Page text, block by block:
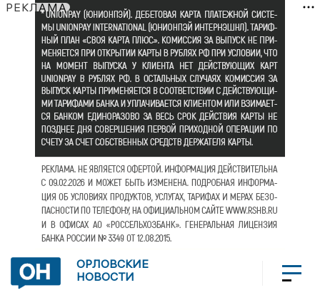
РЕКЛАМА
ОРЛОВСКИЕ
НОВОСТИ